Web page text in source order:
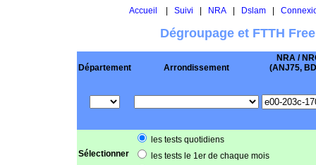
Accueil Suivi NRA| Dslam|
Dégroupage et FTTH
Département Arrondissement
NRA /
(ANJ75,
Sélectionner
les tests quotidiens
les tests le 1er de chaque mois